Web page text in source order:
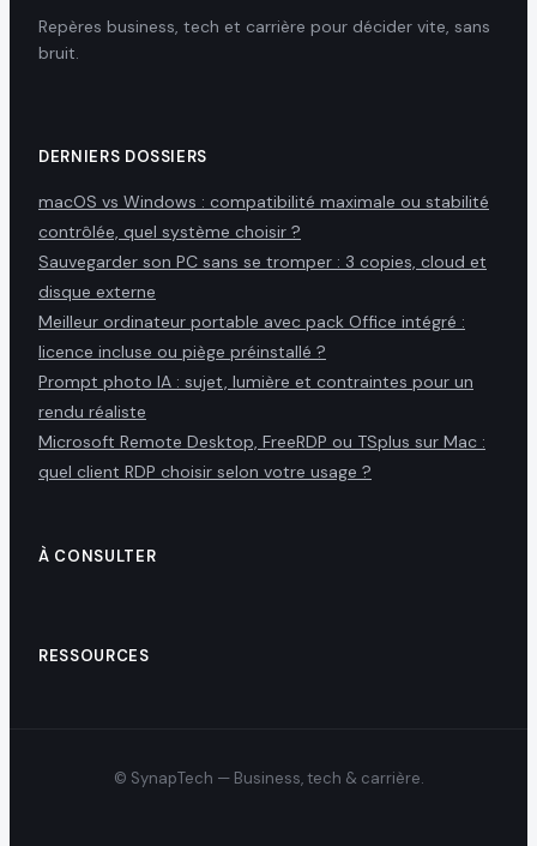
Repères business, tech et carrière pour décider vite, sans
bruit.
DERNIERS DOSSIERS
macOS vs Windows : compatibilité maximale ou stabilité
contrôlée, quel système choisir ?
Sauvegarder son PC sans se tromper : 3 copies, cloud et
disque externe
Meilleur ordinateur portable avec pack Office intégré :
licence incluse ou piège préinstallé ?
Prompt photo IA : sujet, lumière et contraintes pour un
rendu réaliste
Microsoft Remote Desktop, FreeRDP ou TSplus sur Mac :
quel client RDP choisir selon votre usage ?
À CONSULTER
RESSOURCES
© SynapTech — Business, tech & carrière.